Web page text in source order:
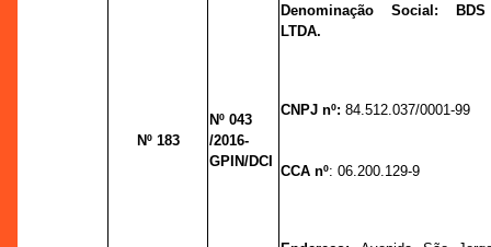
Nº 183
Nº 043
/2016-
GPIN/DCI
Denominação Social: BDS
LTDA.
CNPJ nº:84.512.037/0001-99
CCA nº: 06.200.129-9